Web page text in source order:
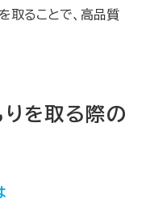
取ることで、高品質
を取る際の